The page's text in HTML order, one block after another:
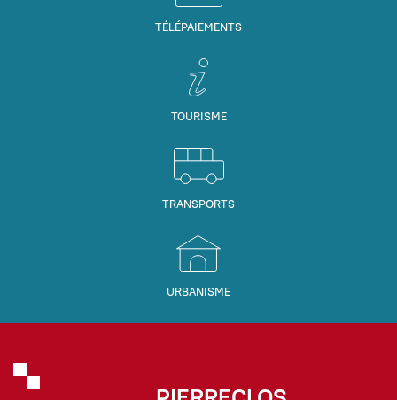
TÉLÉPAIEMENTS
TOURISME
TRANSPORTS
URBANISME